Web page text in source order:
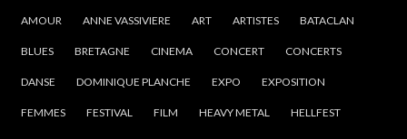
AMOUR ANNE VASSIVIERE ART ARTISTES BATACLAN
BLUES BRETAGNE CINEMA CONCERT CONCERTS
DANSE DOMINIQUE PLANCHE EXPO EXPOSITION
FEMMES FESTIVAL FILM HEAVY METAL HELLFEST